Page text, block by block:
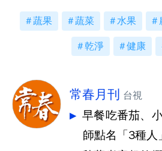
蔬果 蔬菜 水果
乾淨 健康
常春月刊 台視
早餐吃番茄、
師點名「3種人